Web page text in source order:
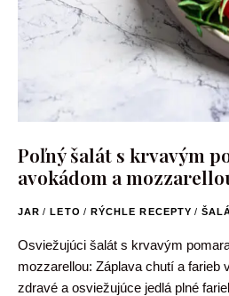
Poľný šalát s krvavým
avokádom a
JAR / LETO / RÝCHLE RECEPTY /
Osviežujúci šalát s krvavým
mozzarellou: Záplava chutí a farieb
zdravé a osviežujúce jedlá plné